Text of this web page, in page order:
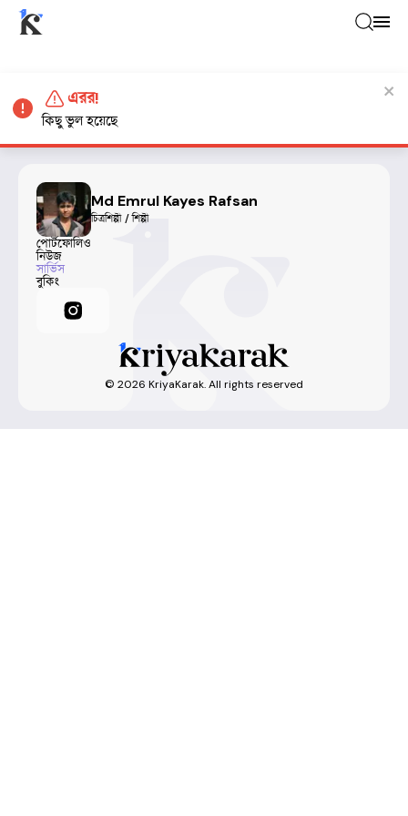
Md Emrul Kayes Rafsan
চিত্রশিল্পী / শিল্পী
পোর্টফোলিও
নিউজ
সার্ভিস
বুকিং
© 2026 KriyaKarak. All rights reserved
এরর!
কিছু ভুল হয়েছে